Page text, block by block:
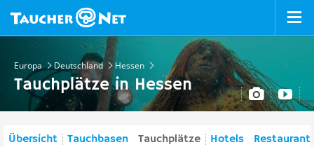
Europa Deutschland Hessen
Tauchplätze in Hessen
Übersicht Tauchbasen Tauchplätze Hotels